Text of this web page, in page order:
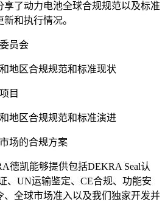
享了动力电池全球合规规范以及标准
和执行情况。
员会
地区合规规范和标准现状
目
地区合规规范和标准演进
场的合规方案
德凯能够提供包括DEKRA Seal认
、UN运输鉴定、CE合规、功能安
、全球市场准入以及我们独家开发并